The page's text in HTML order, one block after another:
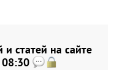
статей на сайте
08:30